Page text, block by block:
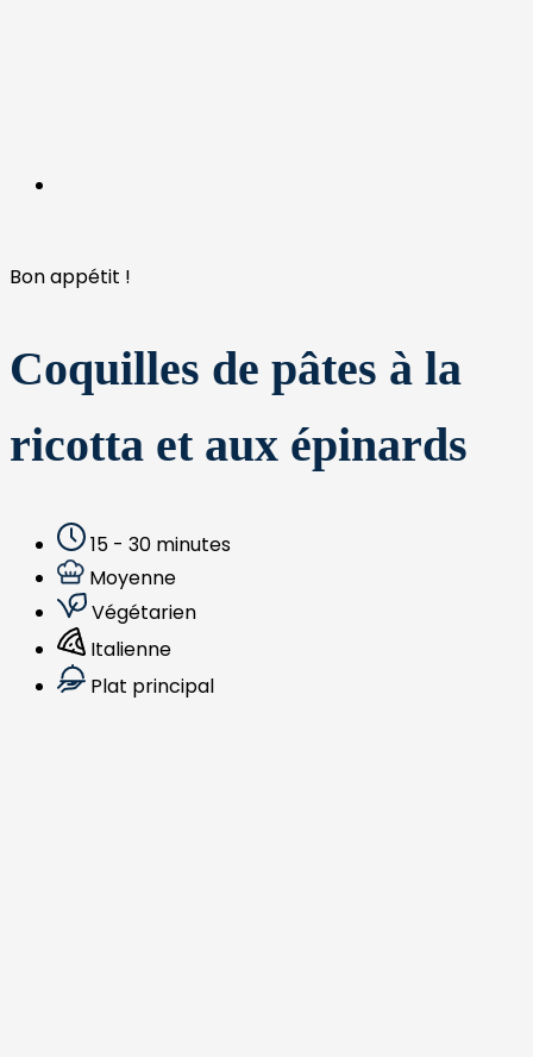
Bon appétit !
Coquilles de pâtes à la
ricotta et aux épinards
15 - 30 minutes
Moyenne
Végétarien
Italienne
Plat principal